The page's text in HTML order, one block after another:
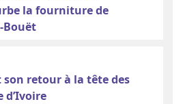
la fourniture de
Bouët
son retour à la tête des
d’Ivoire